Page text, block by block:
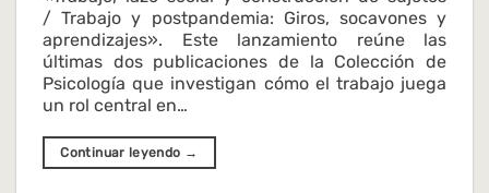
/ Trabajo y postpandemia: Giros, socavones y
aprendizajes». Este lanzamiento reúne las
últimas dos publicaciones de la Colección de
Psicología que investigan cómo el trabajo juega
un rol central en…
Continuar leyendo →